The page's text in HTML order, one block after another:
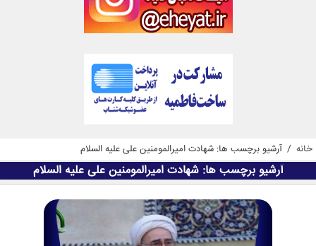
خانه / آرشیو برچسب ها: شهادت امیرالمومنین علی علیه السلام
آرشیو برچسب ها:شهادت امیرالمومنین علی علیه السلام